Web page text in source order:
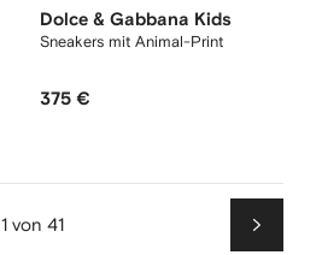
Dolce & Gabbana Kids
Sneakers mit Animal-Print
375 €
1 von 41
Weiter